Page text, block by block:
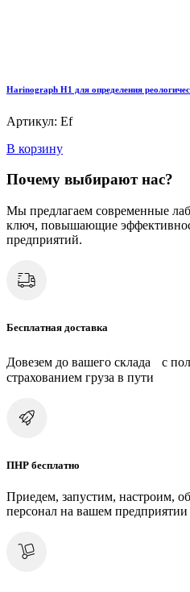
Harinograph Н1 для определения
Артикул: Ef
В корзину
Почему выбирают нас?
Мы предлагаем современные
ключ, повышающие
предприятий.
Бесплатная доставка
Довезем до вашего склада с
страхованием груза в пути
ПНР бесплатно
Приедем, запустим, настроим,
персонал на вашем предприятии